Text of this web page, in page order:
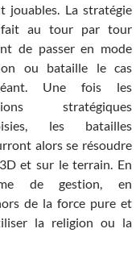
jouables. La stratégie
au tour par tour
de passer en mode
ou bataille le cas
Une fois les
stratégiques
les batailles
alors se résoudre
et sur le terrain. En
de gestion, en
de la force pure et
la religion ou la